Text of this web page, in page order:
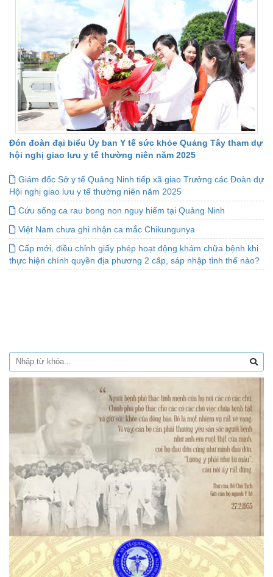
Đón đoàn đại biểu Ủy ban Y tế sức khỏe Quảng Tây tham dự
hội nghị giao lưu y tế thường niên năm 2025
Giám đốc Sở y tế Quảng Ninh tiếp xã giao Trưởng các Đoàn dự
Hội nghị giao lưu y tế thường niên năm 2025
Cứu sống ca rau bong non nguy hiểm tại Quảng Ninh
Việt Nam chưa ghi nhận ca mắc Chikungunya
Cấp mới, điều chỉnh giấy phép hoạt động khám chữa bệnh khi
thực hiện chính quyền địa phương 2 cấp, sáp nhập tỉnh thế nào?